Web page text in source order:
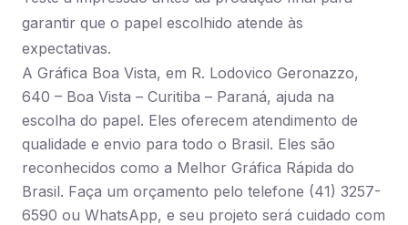
garantir que o papel escolhido atende às
expectativas.
A Gráfica Boa Vista, em R. Lodovico Geronazzo,
640 – Boa Vista – Curitiba – Paraná, ajuda na
escolha do papel. Eles oferecem atendimento de
qualidade e envio para todo o Brasil. Eles são
reconhecidos como a Melhor Gráfica Rápida do
Brasil. Faça um orçamento pelo telefone (41) 3257-
6590 ou WhatsApp, e seu projeto será cuidado com